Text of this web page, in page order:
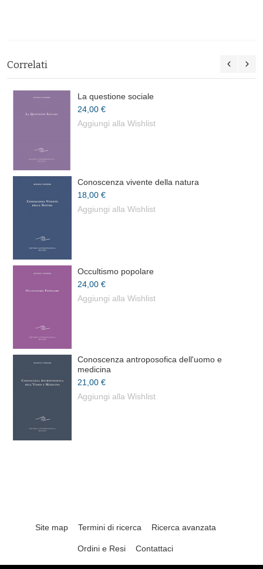
Correlati
La questione sociale
24,00 €
Aggiungi alla Wishlist
Conoscenza vivente della natura
18,00 €
Aggiungi alla Wishlist
Occultismo popolare
24,00 €
Aggiungi alla Wishlist
Conoscenza antroposofica dell'uomo e
medicina
21,00 €
Aggiungi alla Wishlist
Site map Termini di ricerca Ricerca avanzata
Ordini e Resi Contattaci